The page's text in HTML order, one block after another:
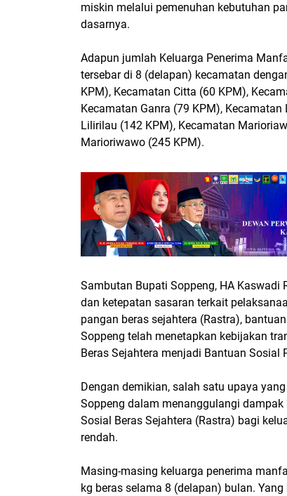
miskin melalui pemenuhan kebutuhan
dasarnya.
Adapun jumlah Keluarga Penerima
tersebar di 8 (delapan) kecamatan
KPM), Kecamatan Citta (60 KPM),
Kecamatan Ganra (79 KPM),
Lilirilau (142 KPM), Kecamatan
Marioriwawo (245 KPM).
Sambutan Bupati Soppeng, HA
dan ketepatan sasaran terkait
pangan beras sejahtera (Rastra),
Soppeng telah menetapkan kebijakan
Beras Sejahtera menjadi Bantuan Sosial
Dengan demikian, salah satu upaya
Soppeng dalam menanggulangi
Sosial Beras Sejahtera (Rastra) bagi
rendah.
Masing-masing keluarga penerima
kg beras selama 8 (delapan) bulan.